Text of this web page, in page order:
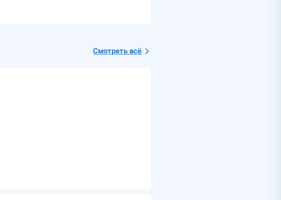
Смотреть всё